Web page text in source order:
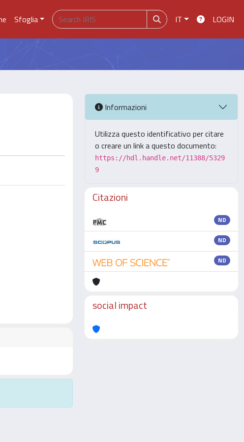
Sfoglia IT LOGIN
Informazioni
Utilizza questo identificativo per citare
o creare un link a questo documento:
https://hdl.handle.net/11388/5329
9
Citazioni
ND
ND
ND
social impact